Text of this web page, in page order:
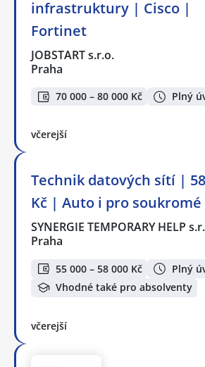
infrastruktury | Cisco |
Fortinet
JOBSTART s.r.o.
Praha
70 000 – 80 000 Kč Plný
včerejší
Technik datových sítí |
Kč | Auto i pro
SYNERGIE TEMPORARY HELP
Praha
55 000 – 58 000 Kč
Plný
Vhodné také pro absolventy
včerejší